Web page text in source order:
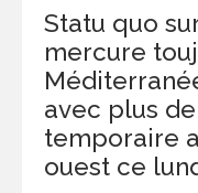
Statu quo
mercure
avec plus de
temporaire
ouest ce